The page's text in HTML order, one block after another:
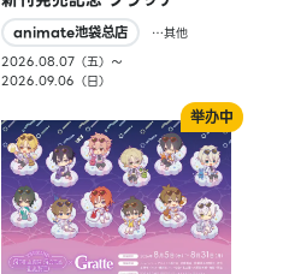
animate池袋总店
…其他
2026.08.07（五）〜
2026.09.06（日）